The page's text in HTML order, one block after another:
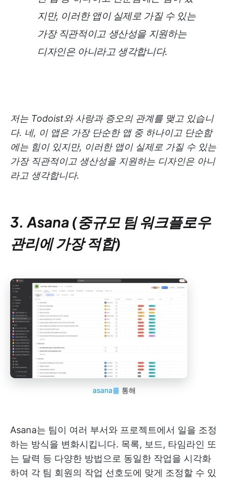
지만, 이러한 앱이 실제로 가질 수 있는
가장 직관적이고 생산성을 지원하는
디자인은 아니라고 생각합니다.
저는 Todoist와 사랑과 증오의 관계를 맺고 있습니
다. 네, 이 앱은 가장 단순한 앱 중 하나이고 단순함
에는 힘이 있지만, 이러한 앱이 실제로 가질 수 있는
가장 직관적이고 생산성을 지원하는 디자인은 아니
라고 생각합니다.
3. Asana (중규모 팀 워크플로우
관리에 가장 적합)
asana를 통해
Asana는 팀이 여러 부서와 프로젝트에서 일을 조정
하는 방식을 변화시킵니다. 목록, 보드, 타임라인 또
는 달력 등 다양한 방법으로 동일한 작업을 시각화
하여 각 팀 회원의 작업 선호도에 맞게 조정할 수 있